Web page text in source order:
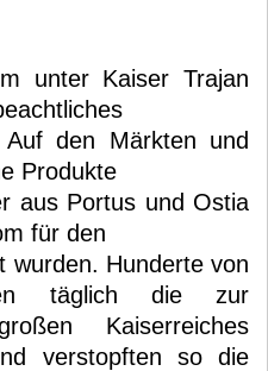
unter Kaiser Trajan
den Märkten und
Produkte
aus Portus und Ostia
für den
wurden. Hunderte von
täglich die zur
Kaiserreiches
verstopften so die